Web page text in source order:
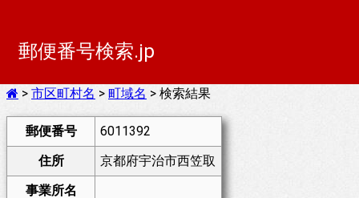
郵便番号検索.jp
> 市区町村名 > 町域名 > 検索結果
郵便番号
6011392
住所
京都府宇治市西笠取
事業所名